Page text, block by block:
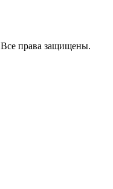
Все права защищены.